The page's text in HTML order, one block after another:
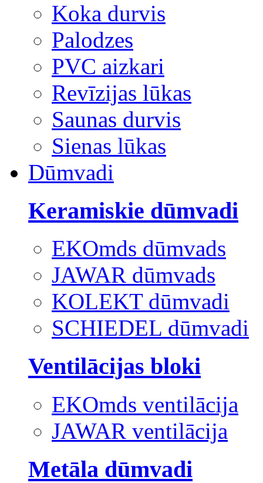
Koka durvis
Palodzes
PVC aizkari
Revīzijas lūkas
Saunas durvis
Sienas lūkas
Dūmvadi
Keramiskie dūmvadi
EKOmds dūmvads
JAWAR dūmvads
KOLEKT dūmvadi
SCHIEDEL dūmvadi
Ventilācijas bloki
EKOmds ventilācija
JAWAR ventilācija
Metāla dūmvadi